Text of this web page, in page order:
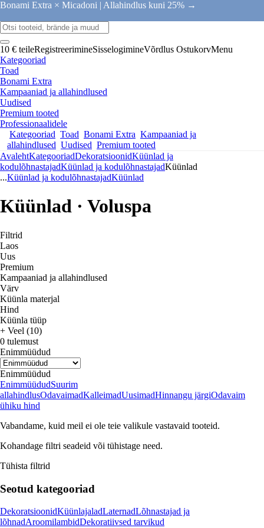
Bonami Extra × Micadoni | Allahindlus kuni 25% →
10 € teileRegistreerimineSisselogimineVõrdlus OstukorvMenu
Kategooriad
Toad
Bonami Extra
Kampaaniad ja allahindlused
Uudised
Premium tooted
Professionaalidele
Kategooriad Toad Bonami Extra Kampaaniad ja
allahindlused Uudised Premium tooted
AvalehtKategooriadDekoratsioonidKüünlad ja
kodulõhnastajadKüünlad ja kodulõhnastajadKüünlad
...Küünlad ja kodulõhnastajadKüünlad
Küünlad · Voluspa
Filtrid
Laos
Uus
Premium
Kampaaniad ja allahindlused
Värv
Küünla materjal
Hind
Küünla tüüp
+ Veel (10)
0 tulemust
Enimmüüdud
Enimmüüdud
EnimmüüdudSuurim
allahindlusOdavaimadKalleimadUusimadHinnangu järgiOdavaim
ühiku hind
Vabandame, kuid meil ei ole teie valikule vastavaid tooteid.
Kohandage filtri seadeid või tühistage need.
Tühista filtrid
Seotud kategooriad
DekoratsioonidKüünlajaladLaternadLõhnastajad ja
lõhnadAroomilambidDekoratiivsed tarvikud